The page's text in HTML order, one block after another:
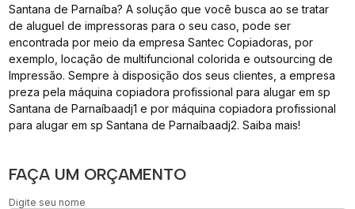
Santana de Parnaíba? A solução que você busca ao se tratar
de aluguel de impressoras para o seu caso, pode ser
encontrada por meio da empresa Santec Copiadoras, por
exemplo, locação de multifuncional colorida e outsourcing de
Impressão. Sempre à disposição dos seus clientes, a empresa
preza pela máquina copiadora profissional para alugar em sp
Santana de Parnaíbaadj1 e por máquina copiadora profissional
para alugar em sp Santana de Parnaíbaadj2. Saiba mais!
FAÇA UM ORÇAMENTO
Digite seu nome